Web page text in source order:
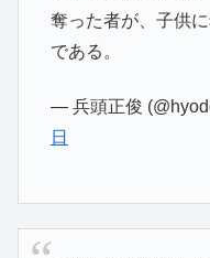
奪った者が、子供
である。
— 兵頭正俊
日